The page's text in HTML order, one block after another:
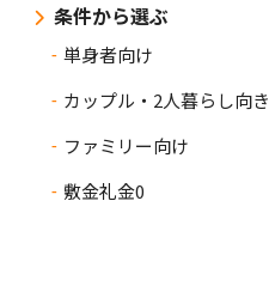
条件から選ぶ
単身者向け
カップル・2人暮らし向き
ファミリー向け
敷金礼金0